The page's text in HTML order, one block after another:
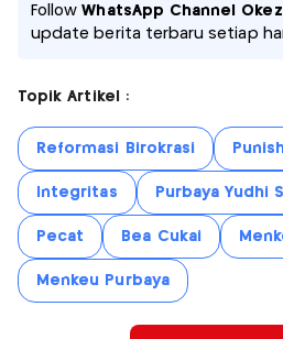
FollowWhatsApp Channel
update berita terbaru setiap
Topik Artikel :
Reformasi Birokrasi
Integritas Purbaya Yudhi
Pecat Bea Cukai
Menkeu Purbaya